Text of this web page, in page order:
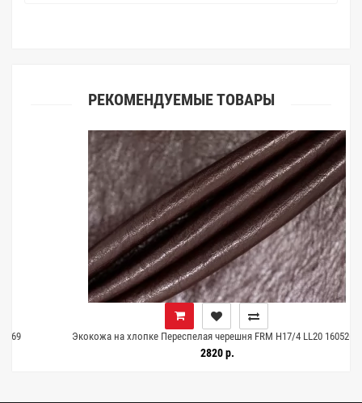
РЕКОМЕНДУЕМЫЕ ТОВАРЫ
Экокожа на хлопке Переспелая черешня FRM H17/4 LL20 16052658
2820 р.